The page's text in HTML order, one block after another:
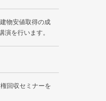
物安値取得の成
を行います。
回収セミナーを